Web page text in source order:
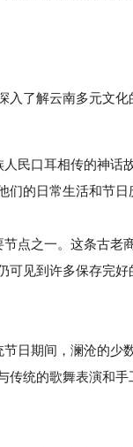
了解云南多元文
民口耳相传的神话
的日常生活和节日
之一。这条古老
见到许多保存完
期间，澜沧的少
统的歌舞表演和手